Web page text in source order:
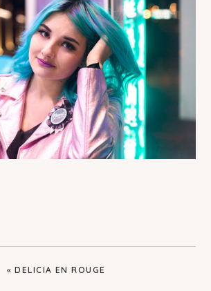
PREVIOUS
« DELICIA EN ROUGE